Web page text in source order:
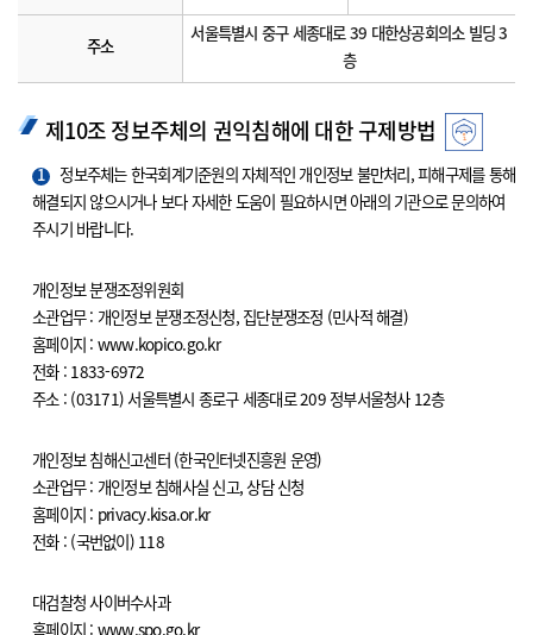
주소
서울특별시 중구 세종대로 39 대한상공회의소 빌딩 3
층
제10조 정보주체의 권익침해에 대한 구제방법
1
정보주체는 한국회계기준원의 자체적인 개인정보 불만처리, 피해구제를 통해
해결되지 않으시거나 보다 자세한 도움이 필요하시면 아래의 기관으로 문의하여
주시기 바랍니다.
개인정보 분쟁조정위원회
소관업무 : 개인정보 분쟁조정신청, 집단분쟁조정 (민사적 해결)
홈페이지 : www.kopico.go.kr
전화 : 1833-6972
주소 : (03171) 서울특별시 종로구 세종대로 209 정부서울청사 12층
개인정보 침해신고센터 (한국인터넷진흥원 운영)
소관업무 : 개인정보 침해사실 신고, 상담 신청
홈페이지 : privacy.kisa.or.kr
전화 : (국번없이) 118
대검찰청 사이버수사과
홈페이지 : www.spo.go.kr